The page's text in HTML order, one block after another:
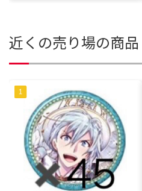
近くの売り場の商品